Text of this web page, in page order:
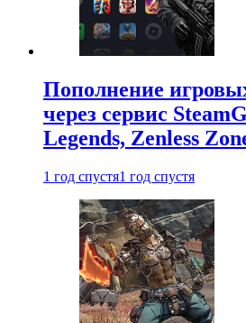
Пополнение
через сервис
Legends, Zenless
1 год спустя1 год спустя